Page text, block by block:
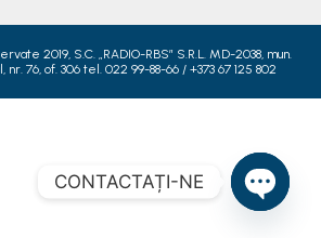
2019, S.C. „RADIO-RBS” S.R.L. MD-2038, mun.
nr. 76, of. 306 tel. 022 99-88-66 / +373 67 125 802
CONTACTAȚI-NE